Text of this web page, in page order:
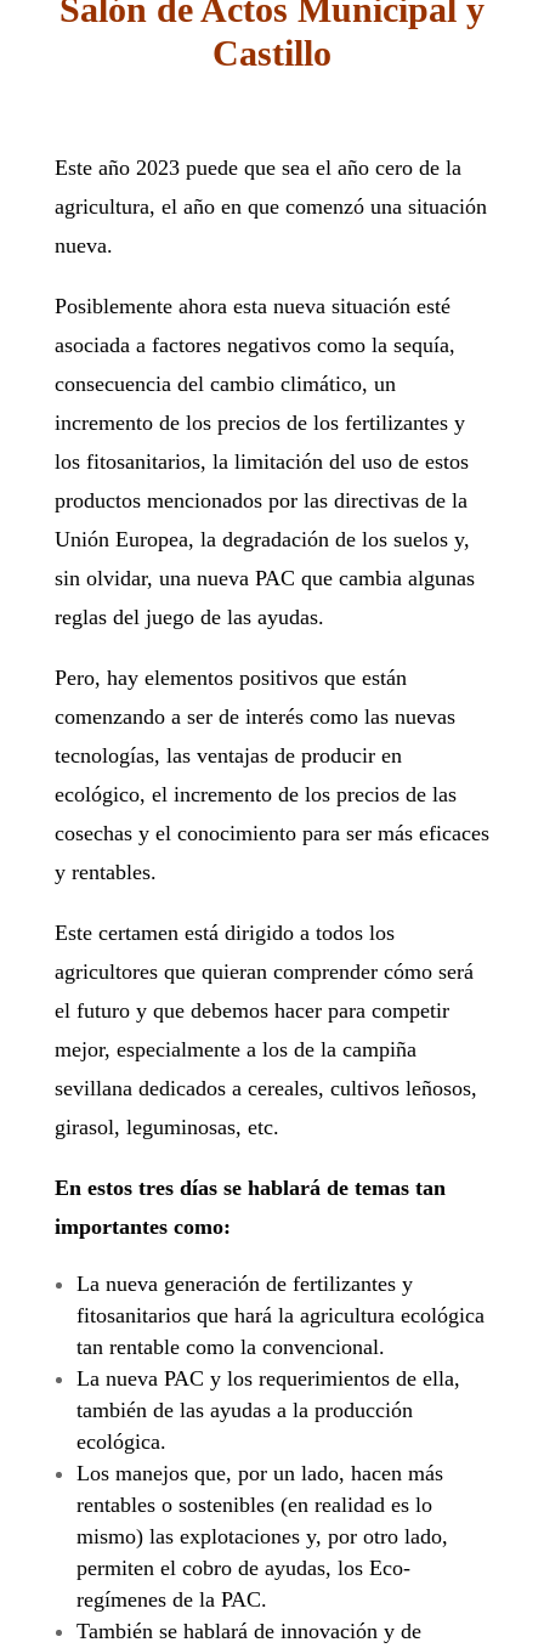
Salón de Actos Municipal y
Castillo
Este año 2023 puede que sea el año cero de la
agricultura, el año en que comenzó una situación
nueva.
Posiblemente ahora esta nueva situación esté
asociada a factores negativos como la sequía,
consecuencia del cambio climático, un
incremento de los precios de los fertilizantes y
los fitosanitarios, la limitación del uso de estos
productos mencionados por las directivas de la
Unión Europea, la degradación de los suelos y,
sin olvidar, una nueva PAC que cambia algunas
reglas del juego de las ayudas.
Pero, hay elementos positivos que están
comenzando a ser de interés como las nuevas
tecnologías, las ventajas de producir en
ecológico, el incremento de los precios de las
cosechas y el conocimiento para ser más eficaces
y rentables.
Este certamen está dirigido a todos los
agricultores que quieran comprender cómo será
el futuro y que debemos hacer para competir
mejor, especialmente a los de la campiña
sevillana dedicados a cereales, cultivos leñosos,
girasol, leguminosas, etc.
En estos tres días se hablará de temas tan
importantes como:
La nueva generación de fertilizantes y
fitosanitarios que hará la agricultura ecológica
tan rentable como la convencional.
La nueva PAC y los requerimientos de ella,
también de las ayudas a la producción
ecológica.
Los manejos que, por un lado, hacen más
rentables o sostenibles (en realidad es lo
mismo) las explotaciones y, por otro lado,
permiten el cobro de ayudas, los Eco-
regímenes de la PAC.
También se hablará de innovación y de